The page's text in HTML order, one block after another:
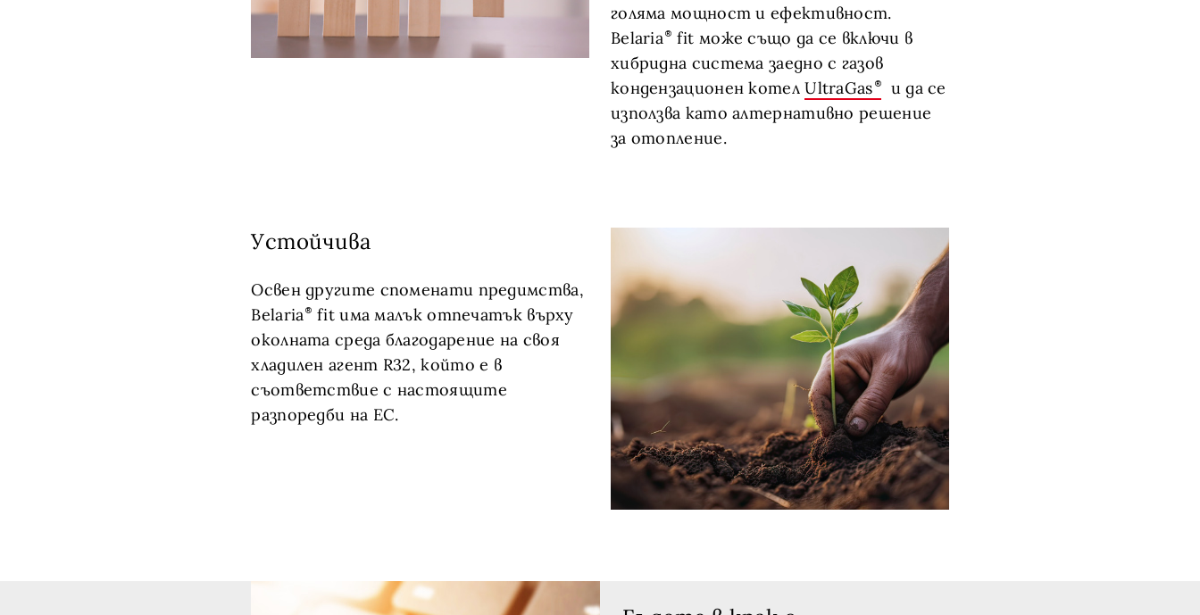
голяма мощност и ефективност.
Belaria
fit може също да се включи в
хибридна система заедно с газов
кондензационен котелUltraGas
и да се
използва като алтернативно решение
за отопление.
Устойчива
Освен другите споменати предимства,
Belaria
fit има малък отпечатък върху
околната среда благодарение на своя
хладилен агент R32, който е в
съответствие с настоящите
разпоредби на ЕС.